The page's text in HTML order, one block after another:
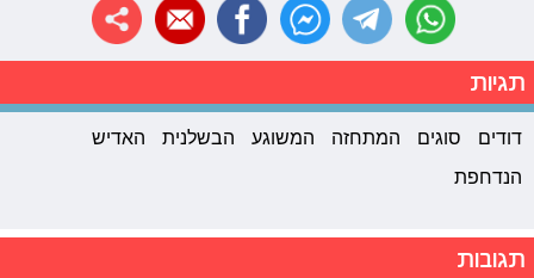
תגיות
דודים סוגים המתחזה המשוגע הבשלנית
האדיש
הנדחפת
תגובות